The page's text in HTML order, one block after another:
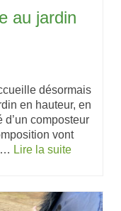
au jardin
désormais
en hauteur, en
d’un composteur
vont
… Lire la suite